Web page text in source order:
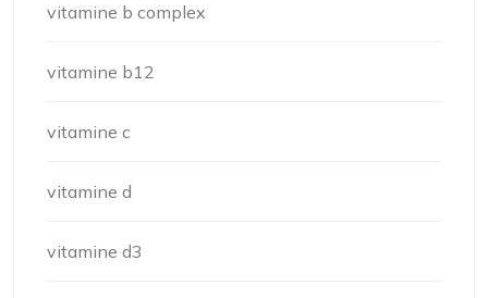
vitamine b complex
vitamine b12
vitamine c
vitamine d
vitamine d3